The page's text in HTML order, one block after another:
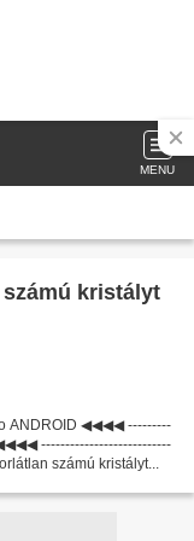
MENU
kristályt
ANDROID ◀◀◀◀ ---------
---------------------------
számú kristályt...